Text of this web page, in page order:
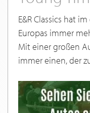
E&R Classics hat
Europas immer
Mit einer großen
immer einen, der